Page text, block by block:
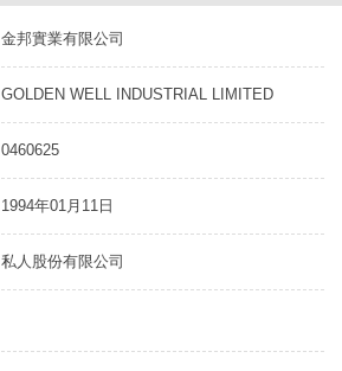
金邦實業有限公司
GOLDEN WELL INDUSTRIAL LIMITED
0460625
1994年01月11日
私人股份有限公司